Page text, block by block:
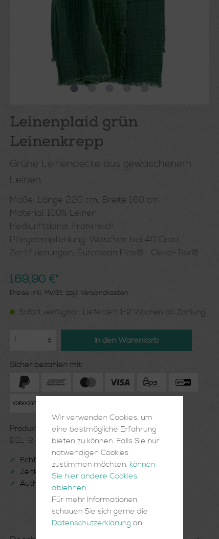
Leinenplaid grün
Leinenkrepp
Grüne Leinendecke aus gewaschenem
Leinen
Maße: Länge 220 cm, Breite 160 cm
Material: 100% Leinen
Herkunftsland: Frankreich
Pflegeempfehlung: Waschen bei 40 Grad
Zertifizierungen: European Flax®, Oeko-Tex®
169,90 €*
Preise inkl. MwSt. zzgl. Versandkosten
Sofort verfügbar, Lieferzeit: 1-2 Wochen ab Zahlung
In den Warenkorb
Sicher bezahlen mit:
Produktnummer:
BEL-2-03-45
✔ Echte Handarbeit
✔ Zeitlose Einrichtungsgegenstände
✔ Authentisch und Einzigartig
Wir verwenden Cookies, um
eine bestmögliche Erfahrung
bieten zu können. Falls Sie nur
notwendigen Cookies
zustimmen möchten, können
Sie hier andere Cookies
ablehnen.
Für mehr Informationen
schauen Sie sich gerne die
Datenschutzerklärung an.